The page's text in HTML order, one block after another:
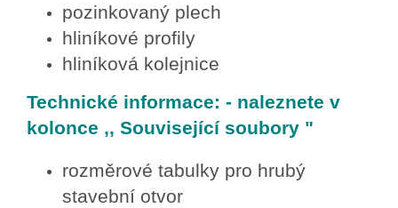
pozinkovaný plech
hliníkové profily
hliníková kolejnice
Technické informace: - naleznete v
kolonce ,, Související soubory "
rozměrové tabulky pro hrubý
stavební otvor